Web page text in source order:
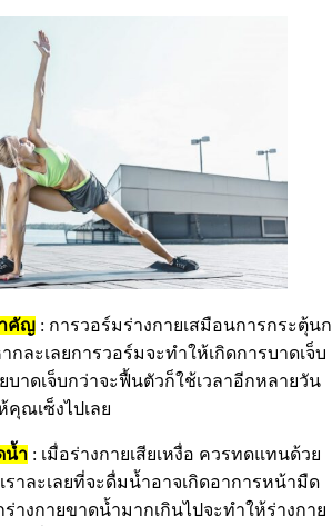
คัญ : การวอร์มร่างกายเสมือนการกระตุ้นก
ละเลยการวอร์มจะทำให้เกิดการบาดเจ็บ
บาดเจ็บกว่าจะฟื้นตัวก็ใช้เวลาอีกหลายวัน
ณเซ็งไปเลย
น้ำ : เมื่อร่างกายเสียเหงื่อ ควรทดแทนด้วย
ราละเลยที่จะดื่มน้ำอาจเกิดอาการหน้ามืด
างกายขาดน้ำมากเกินไปจะทำให้ร่างกาย